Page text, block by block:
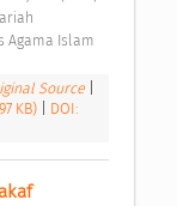
Agama Islam
Source
KB)
DOI: